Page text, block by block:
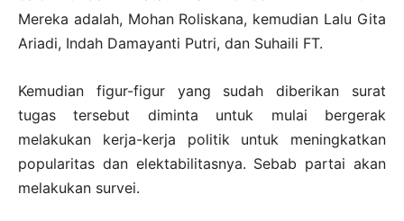
Mereka adalah, Mohan Roliskana, kemudian Lalu Gita
Ariadi, Indah Damayanti Putri, dan Suhaili FT.
Kemudian figur-figur yang sudah diberikan surat
tugas tersebut diminta untuk mulai bergerak
melakukan kerja-kerja politik untuk meningkatkan
popularitas dan elektabilitasnya. Sebab partai akan
melakukan survei.